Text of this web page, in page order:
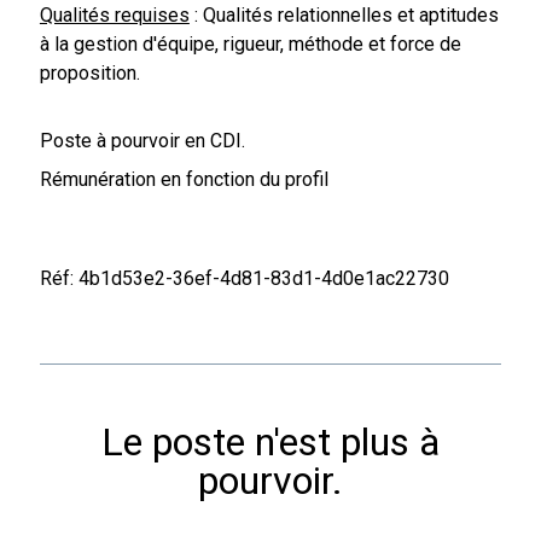
Qualités requises : Qualités relationnelles et aptitudes
à la gestion d'équipe, rigueur, méthode et force de
proposition.
Poste à pourvoir en CDI.
Rémunération en fonction du profil
Réf: 4b1d53e2-36ef-4d81-83d1-4d0e1ac22730
Le poste n'est plus à
pourvoir.